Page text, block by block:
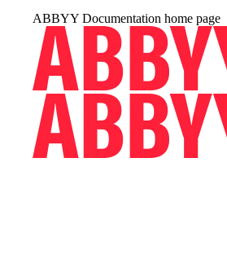
ABBYY Documentation home page